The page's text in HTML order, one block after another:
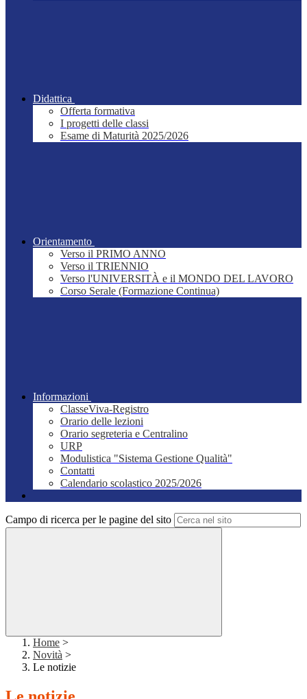
Didattica
Offerta formativa
I progetti delle classi
Esame di Maturità 2025/2026
Orientamento
Verso il PRIMO ANNO
Verso il TRIENNIO
Verso l'UNIVERSITÀ e il MONDO DEL LAVORO
Corso Serale (Formazione Continua)
Informazioni
ClasseViva-Registro
Orario delle lezioni
Orario segreteria e Centralino
URP
Modulistica "Sistema Gestione Qualità"
Contatti
Calendario scolastico 2025/2026
Campo di ricerca per le pagine del sito
Home >
Novità >
Le notizie